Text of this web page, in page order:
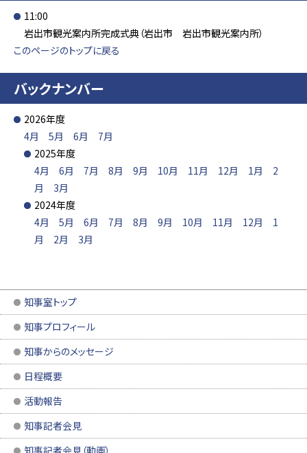
11:00
岩出市観光案内所完成式典（岩出市 岩出市観光案内所）
このページのトップに戻る
バックナンバー
2026年度
4月
5月 6月
7月
2025年度
4月
6月 7月 8月 9月 10月 11月 12月 1月
2
月
3月
2024年度
4月
5月 6月 7月 8月 9月 10月 11月 12月
1
月
2月 3月
知事室トップ
知事プロフィール
知事からのメッセージ
日程概要
活動報告
知事記者会見
知事記者会見（動画）